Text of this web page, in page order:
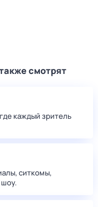
смотрят
каждый зритель
ситкомы,